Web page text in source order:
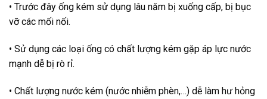
• Trước đây ống kém sử dụng lâu năm bị xuống cấp, bị bục
vỡ các mối nối.
• Sử dụng các loại ống có chất lượng kém gặp áp lực nước
mạnh dễ bị rò rỉ.
• Chất lượng nước kém (nước nhiễm phèn,…) dễ làm hư hỏng